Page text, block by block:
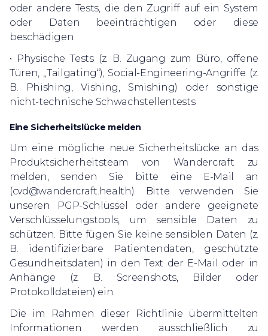
oder andere Tests, die den Zugriff auf ein System
oder Daten beeinträchtigen oder diese
beschädigen
• Physische Tests (z. B. Zugang zum Büro, offene
Türen, „Tailgating“), Social-Engineering-Angriffe (z.
B. Phishing, Vishing, Smishing) oder sonstige
nicht-technische Schwachstellentests
Eine Sicherheitslücke melden
Um eine mögliche neue Sicherheitslücke an das
Produktsicherheitsteam von Wandercraft zu
melden, senden Sie bitte eine E-Mail an
(cvd@wandercraft.health). Bitte verwenden Sie
unseren PGP-Schlüssel
oder andere geeignete
Verschlüsselungstools, um sensible Daten zu
schützen. Bitte fügen Sie keine sensiblen Daten (z.
B. identifizierbare Patientendaten, geschützte
Gesundheitsdaten) in den Text der E-Mail oder in
Anhänge (z. B. Screenshots, Bilder oder
Protokolldateien) ein.
Die im Rahmen dieser Richtlinie übermittelten
Informationen werden ausschließlich zu